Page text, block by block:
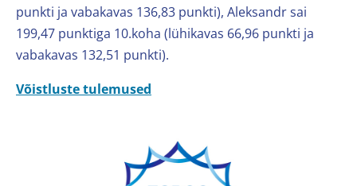
punkti ja vabakavas 136,83 punkti), Aleksandr sai
199,47 punktiga 10.koha (lühikavas 66,96 punkti ja
vabakavas 132,51 punkti).
Võistluste tulemused